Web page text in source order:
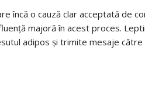
încă o cauză clar acceptată de
majoră în acest proces.
adipos și trimite mesaje